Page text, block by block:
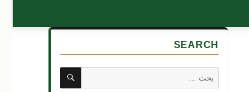
SEARCH
عن:
بحث